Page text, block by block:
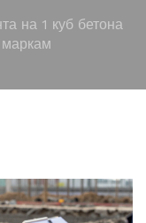
на 1 куб бетона